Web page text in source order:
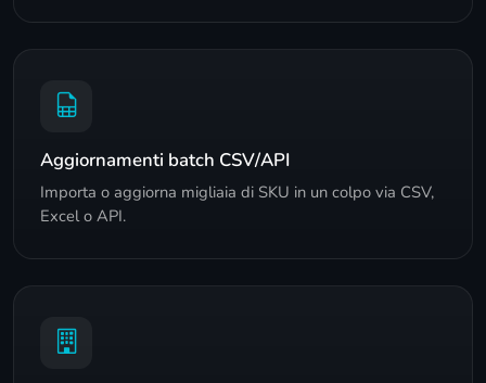
Aggiornamenti batch CSV/API
Importa o aggiorna migliaia di SKU in un colpo via CSV,
Excel o API.